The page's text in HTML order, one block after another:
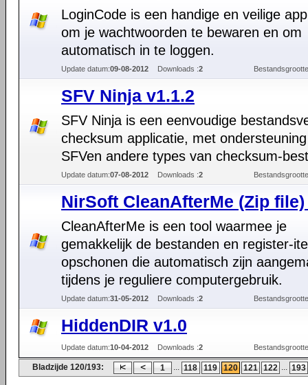
LoginCode is een handige en veilige
om je wachtwoorden te bewaren en om
automatisch in te loggen.
Update datum:09-08-2012 Downloads :2
SFV Ninja v1.1.2
SFV Ninja is een eenvoudige
checksum applicatie, met
SFVen andere types van checksum-
Update datum:07-08-2012 Downloads :2
NirSoft CleanAfterMe (Zip file)
CleanAfterMe is een tool waarmee je
gemakkelijk de bestanden en register-
opschonen die automatisch zijn
tijdens je reguliere computergebruik.
Update datum:31-05-2012 Downloads :2
HiddenDIR v1.0
Update datum:10-04-2012 Downloads :2
Bladzijde 120/193: 1 ... 118 119 120 121 122 ... 193